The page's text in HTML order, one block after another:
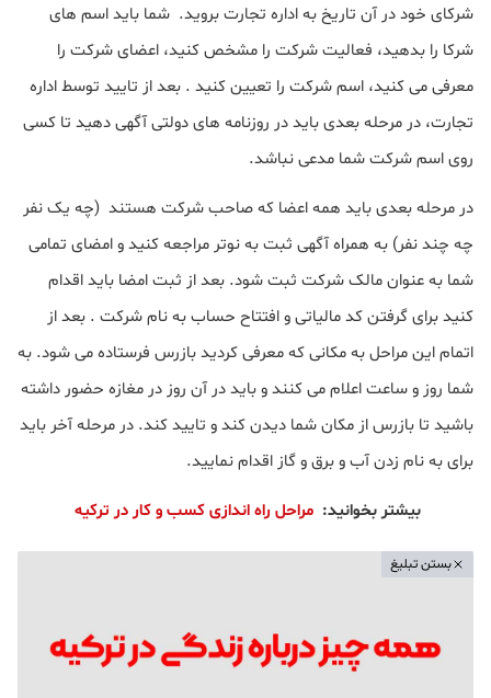
شرکای خود در آن تاریخ به اداره تجارت بروید. شما باید اسم های
شرکا را بدهید، فعالیت شرکت را مشخص کنید، اعضای شرکت را
معرفی می کنید، اسم شرکت را تعیین کنید . بعد از تایید توسط اداره
تجارت، در مرحله بعدی باید در روزنامه های دولتی آگهی دهید تا کسی
روی اسم شرکت شما مدعی نباشد.
در مرحله بعدی باید همه اعضا که صاحب شرکت هستند (چه یک نفر
چه چند نفر) به همراه آگهی ثبت به نوتر مراجعه کنید و امضای تمامی
شما به عنوان مالک شرکت ثبت شود. بعد از ثبت امضا باید اقدام
کنید برای گرفتن کد مالیاتی و افتتاح حساب به نام شرکت . بعد از
اتمام این مراحل به مکانی که معرفی کردید بازرس فرستاده می شود. به
شما روز و ساعت اعلام می کنند و باید در آن روز در مغازه حضور داشته
باشید تا بازرس از مکان شما دیدن کند و تایید کند. در مرحله آخر باید
برای به نام زدن آب و برق و گاز اقدام نمایید.
بیشتر بخوانید: مراحل راه اندازی کسب و کار در ترکیه
بستن تبلیغ